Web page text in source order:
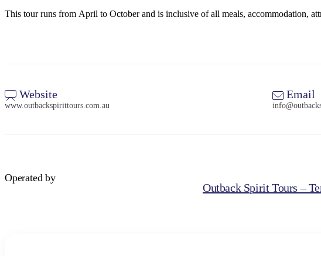
This tour runs from April to October and is inclusive of all meals, accommodation,
Website
www.outbackspirittours.com.au
Email
Operated by
Outback Spirit Tours –